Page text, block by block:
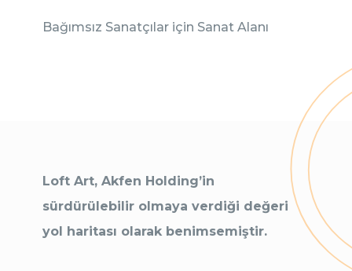
Bağımsız Sanatçılar için Sanat Alanı
Loft Art, Akfen Holding’in
sürdürülebilir olmaya verdiği değeri
yol haritası olarak benimsemiştir.